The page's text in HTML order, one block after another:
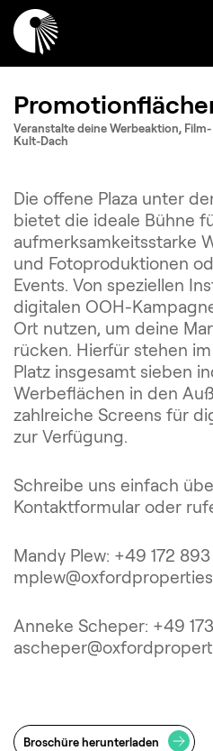
Veranstalte deine Werbeaktion,
Kult-Dach
Die offene Plaza unter
bietet die ideale Bühne
aufmerksamkeitsstarke
und Fotoproduktionen
Events. Von speziellen
digitalen OOH-
Ort nutzen, um deine
rücken. Hierfür stehen
Platz insgesamt sieben
Werbeflächen in den
zahlreiche Screens für
zur Verfügung.
Schreibe uns einfach
Kontaktformular oder
Mandy Plew: +49 172
Anneke Scheper: +49
Broschüre herunterladen